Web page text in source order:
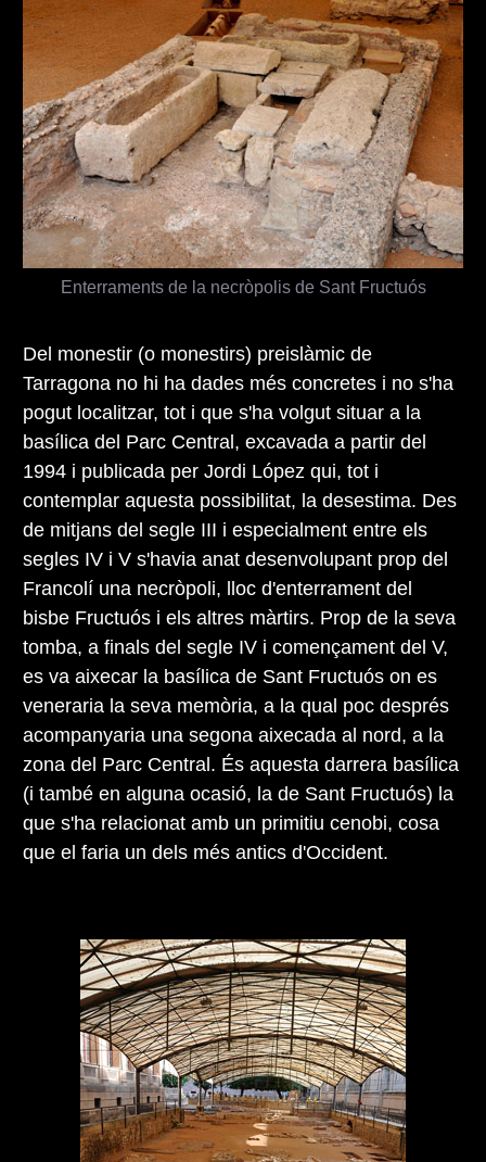
Del monestir (o monestirs) preislàmic de
Tarragona no hi ha dades més concretes i no s'ha
pogut localitzar, tot i que s'ha volgut situar a la
basílica del Parc Central, excavada a partir del
1994 i publicada per Jordi López qui, tot i
contemplar aquesta possibilitat, la desestima. Des
de mitjans del segle III i especialment entre els
segles IV i V s'havia anat desenvolupant prop del
Francolí una necròpoli, lloc d'enterrament del
bisbe Fructuós i els altres màrtirs. Prop de la seva
tomba, a finals del segle IV i començament del V,
es va aixecar la basílica de Sant Fructuós on es
veneraria la seva memòria, a la qual poc després
acompanyaria una segona aixecada al nord, a la
zona del Parc Central. És aquesta darrera basílica
(i també en alguna ocasió, la de Sant Fructuós) la
que s'ha relacionat amb un primitiu cenobi, cosa
que el faria un dels més antics d'Occident.
Enterraments de la necròpolis de Sant Fructuós